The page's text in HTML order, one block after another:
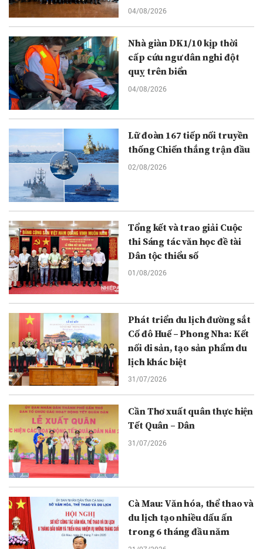
04/08/2026
Nhà giàn DK1/10 kịp thời
cấp cứu ngư dân nghi đột
quỵ trên biển
04/08/2026
Lữ đoàn 167 tiếp nối truyền
thống Chiến thắng trận đầu
02/08/2026
Tổng kết và trao giải Cuộc
thi Sáng tác văn học đề tài
Dân tộc thiểu số
01/08/2026
Phát triển du lịch đường sắt
Cố đô Huế – Phong Nha: Kết
nối di sản, tạo sản phẩm du
lịch khác biệt
31/07/2026
Cần Thơ xuất quân thực hiện
Tết Quân – Dân
31/07/2026
Cà Mau: Văn hóa, thể thao và
du lịch tạo nhiều dấu ấn
trong 6 tháng đầu năm